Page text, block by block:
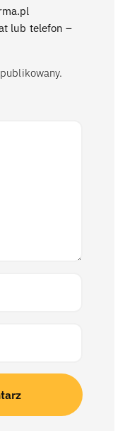
lub telefon –